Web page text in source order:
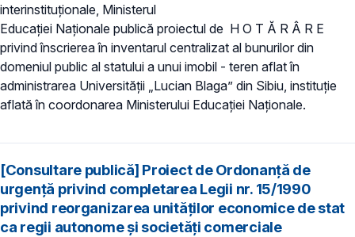
interinstituționale, Ministerul
Educației Naționale publică proiectu​l de H O T Ă R Â R E
privind înscrierea în inventarul centralizat al bunurilor din
domeniul public al statului a unui imobil - teren aflat în
administrarea Universității „Lucian Blaga” din Sibiu, instituție
aflată în coordonarea Ministerului Educației Naționale.
[Consultare publică] Proiect de Ordonanță de
urgență privind completarea Legii nr. 15/1990
privind reorganizarea unităţilor economice de stat
ca regii autonome şi societăţi comerciale